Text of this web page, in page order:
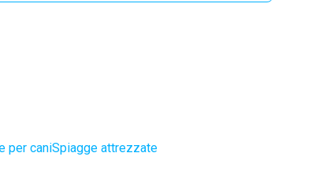
per caniSpiagge attrezzate